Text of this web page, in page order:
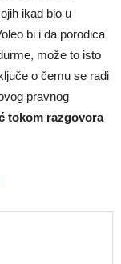
ikad bio u
bi i da porodica
može to isto
o čemu se radi
pravnog
tokom razgovora